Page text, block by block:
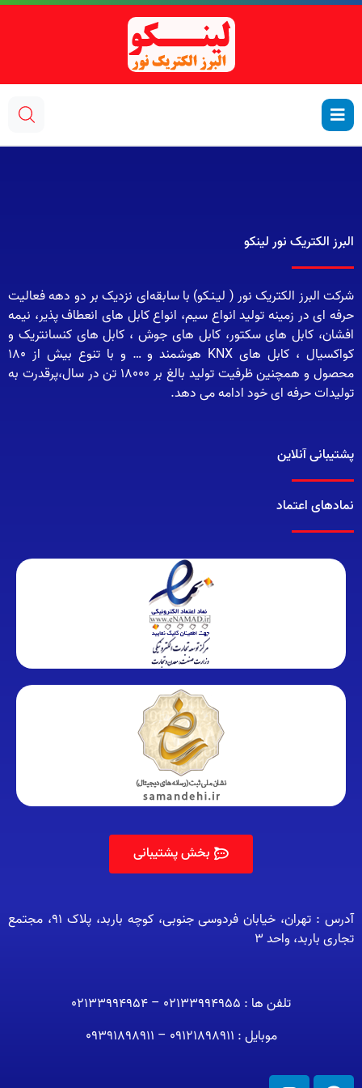
البرز الکتریک نور لینکو
شرکت البرز الکتریک نور ( لیـنـکو) با سابقه‌ای نزدیک بر دو دهه فعالیت
حرفه ای در زمینه تولید انواع سیم، انواع کابل های انعطاف پذیر، نیمه
افشان، کابل های سکتور، کابل های جوش ، کابل های کنسانتریک و
کواکسیال ، کابل های KNX هوشمند و … و با تنوع بیش از 180
محصول و همچنین ظرفیت تولید بالغ بر 18000 تن در سال،پرقدرت به
تولیدات حرفه ای خود ادامه می دهد.
پشتیبانی آنلاین
نمادهای اعتماد
بخش پشتیبانی
آدرس : تهران، خیابان فردوسی جنوبی، کوچه باربد، پلاک 91، مجتمع
تجاری باربد، واحد 3
تلفن ها : 02133994955 – 02133994954
موبایل : 09121898911 – 09391898911